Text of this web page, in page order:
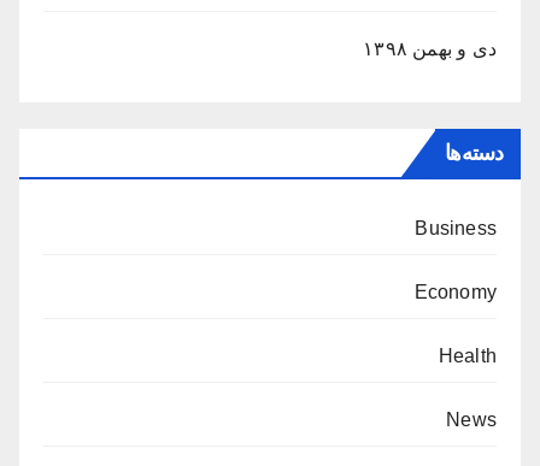
دی و بهمن ۱۳۹۸
دسته‌ها
Business
Economy
Health
News